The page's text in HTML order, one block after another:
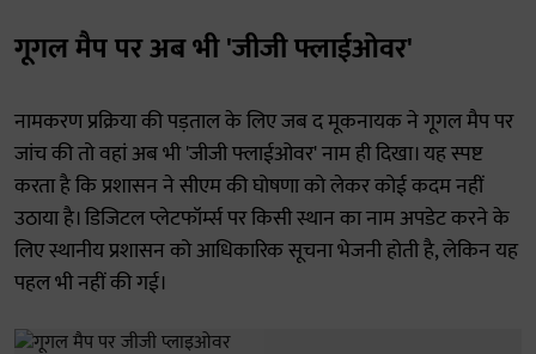
गूगल मैप पर अब भी 'जीजी फ्लाईओवर'
नामकरण प्रक्रिया की पड़ताल के लिए जब द मूकनायक ने गूगल मैप पर
जांच की तो वहां अब भी 'जीजी फ्लाईओवर' नाम ही दिखा। यह स्पष्ट
करता है कि प्रशासन ने सीएम की घोषणा को लेकर कोई कदम नहीं
उठाया है। डिजिटल प्लेटफॉर्म्स पर किसी स्थान का नाम अपडेट करने के
लिए स्थानीय प्रशासन को आधिकारिक सूचना भेजनी होती है, लेकिन यह
पहल भी नहीं की गई।